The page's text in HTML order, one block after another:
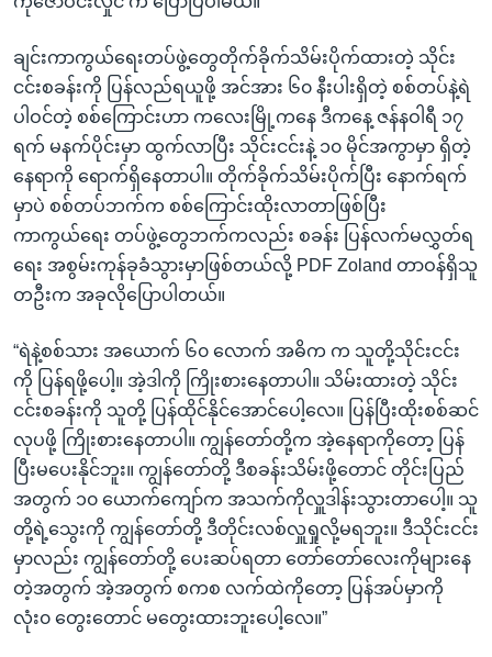
ချင်းကာကွယ်ရေးတပ်ဖွဲ့တွေတိုက်ခိုက်သိမ်းပိုက်ထားတဲ့ သိုင်း
ငင်းစခန်းကို ပြန်လည်ရယူဖို့ အင်အား ၆၀ နီးပါးရှိတဲ့ စစ်တပ်နဲ့ရဲ
ပါဝင်တဲ့ စစ်ကြောင်းဟာ ကလေးမြို့ကနေ ဒီကနေ့ ဇန်နဝါရီ ၁၇
ရက် မနက်ပိုင်းမှာ ထွက်လာပြီး သိုင်းငင်းနဲ့ ၁၀ မိုင်အကွာမှာ ရှိတဲ့
နေရာကို ရောက်ရှိနေတာပါ။ တိုက်ခိုက်သိမ်းပိုက်ပြီး နောက်ရက်
မှာပဲ စစ်တပ်ဘက်က စစ်ကြောင်းထိုးလာတာဖြစ်ပြီး
ကာကွယ်ရေး တပ်ဖွဲ့တွေဘက်ကလည်း စခန်း ပြန်လက်မလွှတ်ရ
ရေး အစွမ်းကုန်ခုခံသွားမှာဖြစ်တယ်လို့ PDF Zoland တာဝန်ရှိသူ
တဦးက အခုလိုပြောပါတယ်။
“ရဲနဲ့စစ်သား အယောက် ၆၀ လောက် အဓိက က သူတို့သိုင်းငင်း
ကို ပြန်ရဖို့ပေါ့။ အဲ့ဒါကို ကြိုးစားနေတာပါ။ သိမ်းထားတဲ့ သိုင်း
ငင်းစခန်းကို သူတို့ ပြန်ထိုင်နိုင်အောင်ပေါ့လေ။ ပြန်ပြီးထိုးစစ်ဆင်
လုပဖို့ ကြိုးစားနေတာပါ။ ကျွန်တော်တို့က အဲ့နေရာကိုတော့ ပြန်
ပြီးမပေးနိုင်ဘူး။ ကျွန်တော်တို့ ဒီစခန်းသိမ်းဖို့တောင် တိုင်းပြည်
အတွက် ၁၀ ယောက်ကျော်က အသက်ကိုလှူဒါန်းသွားတာပေါ့။ သူ
တို့ရဲ့သွေးကို ကျွန်တော်တို့ ဒီတိုင်းလစ်လှူရှုလို့မရဘူး။ ဒီသိုင်းငင်း
မှာလည်း ကျွန်တော်တို့ ပေးဆပ်ရတာ တော်တော်လေးကိုများနေ
တဲ့အတွက် အဲ့အတွက် စကစ လက်ထဲကိုတော့ ပြန်အပ်မှာကို
လုံး၀ တွေးတောင် မတွေးထားဘူးပေါ့လေ။”